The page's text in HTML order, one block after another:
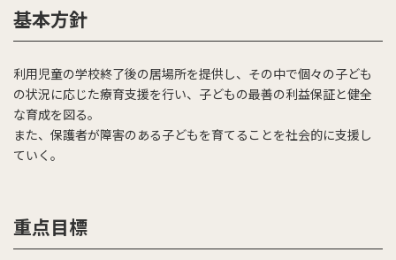
基本方針
利用児童の学校終了後の居場所を提供し、その中で個々の子ども
の状況に応じた療育支援を行い、子どもの最善の利益保証と健全
な育成を図る。
また、保護者が障害のある子どもを育てることを社会的に支援し
ていく。
重点目標